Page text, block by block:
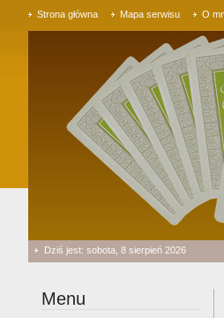
Strona główna Mapa serwisu O
Dziś jest: sobota, 8 sierpień 2026
Menu